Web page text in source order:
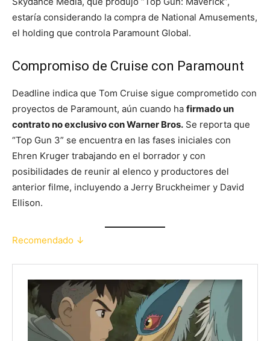
estaría considerando la compra de National Amusements,
el holding que controla Paramount Global.
Compromiso de Cruise con Paramount
Deadline indica que Tom Cruise sigue comprometido con
proyectos de Paramount, aún cuando ha firmado un
contrato no exclusivo con Warner Bros. Se reporta que
“Top Gun 3” se encuentra en las fases iniciales con
Ehren Kruger trabajando en el borrador y con
posibilidades de reunir al elenco y productores del
anterior filme, incluyendo a Jerry Bruckheimer y David
Ellison.
Recomendado ↓